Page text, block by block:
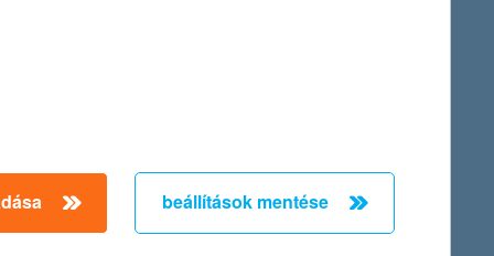
← Első Előző Következő utolsó →
beállítások mentése